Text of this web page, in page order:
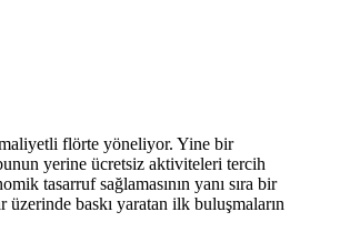
flörte yöneliyor. Yine bir
yerine ücretsiz aktiviteleri tercih
tasarruf sağlamasının yanı sıra bir
baskı yaratan ilk buluşmaların